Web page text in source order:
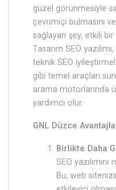
güzel görünmesiyle
çevrimiçi bulmasını
sağlayan şey, etkili bir
Tasarım SEO
teknik SEO
gibi temel araçları
arama motorlarında
yardımcı olur.
GNL Düzce
Birlikte Daha
SEO
Bu, web